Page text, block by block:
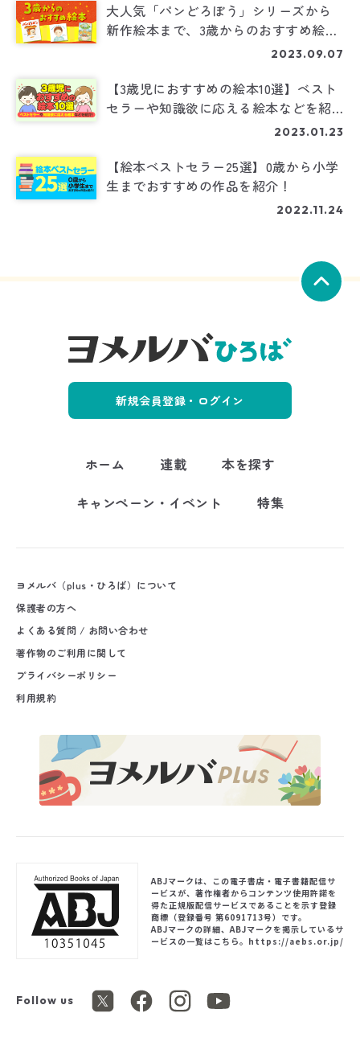
大人気「パンどろぼう」シリーズから
新作絵本まで、3歳からのおすすめ絵本
2023.09.07
【3歳児におすすめの絵本10選】ベスト
セラーや知識欲に応える絵本などを紹
2023.01.23
【絵本ベストセラー25選】0歳から小学
生までおすすめの作品を紹介！
2022.11.24
新規会員登録・ログイン
ホーム 連載
本を探す
キャンペーン・イベント
特集
ヨメルバ（plus・ひろば）について
保護者の方へ
よくある質問 / お問い合わせ
著作物のご利用に関して
プライバシーポリシー
利用規約
Follow us
ABJマークは、この電子書店・電子書籍配信サ
ービスが、著作権者からコンテンツ使用許諾を
得た正規版配信サービスであることを示す登録
商標（登録番号 第6091713号）です。
ABJマークの詳細、ABJマークを掲示しているサ
ービスの一覧はこちら。 https://aebs.or.jp/